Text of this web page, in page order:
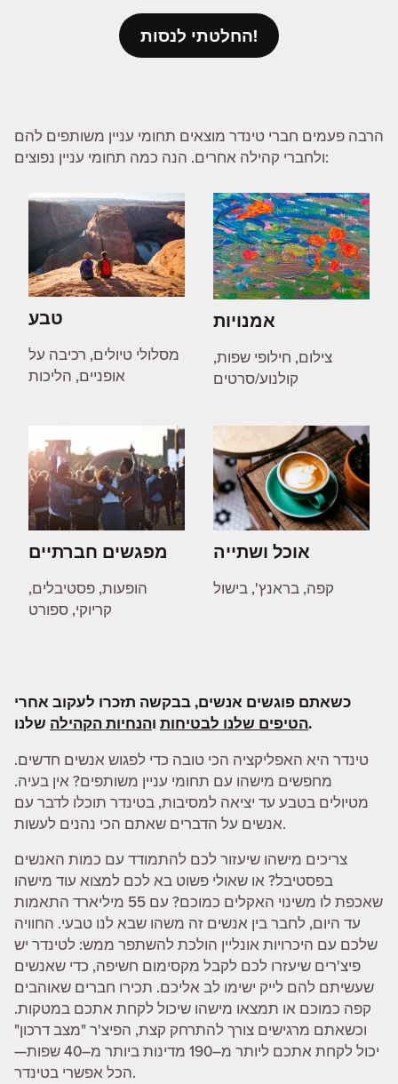
החלטתי לנסות!
הרבה פעמים חברי טינדר מוצאים תחומי עניין משותפים להם
ולחברי קהילה אחרים. הנה כמה תחומי עניין נפוצים:
טבע
מסלולי טיולים, רכיבה על
אופניים, הליכות
אמנויות
צילום, חילופי שפות,
קולנוע/סרטים
מפגשים חברתיים
הופעות, פסטיבלים,
קריוקי, ספורט
אוכל ושתייה
קפה, בראנץ', בישול
כשאתם פוגשים אנשים, בבקשה תזכרו לעקוב אחרי
הטיפים שלנו לבטיחות והנחיות הקהילה שלנו.
טינדר היא האפליקציה הכי טובה כדי לפגוש אנשים חדשים.
מחפשים מישהו עם תחומי עניין משותפים? אין בעיה.
מטיולים בטבע עד יציאה למסיבות, בטינדר תוכלו לדבר עם
אנשים על הדברים שאתם הכי נהנים לעשות.
צריכים מישהו שיעזור לכם להתמודד עם כמות האנשים
בפסטיבל? או שאולי פשוט בא לכם למצוא עוד מישהו
שאכפת לו משינוי האקלים כמוכם? עם 55 מיליארד התאמות
עד היום, לחבר בין אנשים זה משהו שבא לנו טבעי. החוויה
שלכם עם היכרויות אונליין הולכת להשתפר ממש: לטינדר יש
פיצ'רים שיעזרו לכם לקבל מקסימום חשיפה, כדי שאנשים
שעשיתם להם לייק ישימו לב אליכם. תכירו חברים שאוהבים
קפה כמוכם או תמצאו מישהו שיכול לקחת אתכם במטקות.
וכשאתם מרגישים צורך להתרחק קצת, הפיצ'ר "מצב דרכון"
יכול לקחת אתכם ליותר מ–190 מדינות ביותר מ–40 שפות—
הכל אפשרי בטינדר.